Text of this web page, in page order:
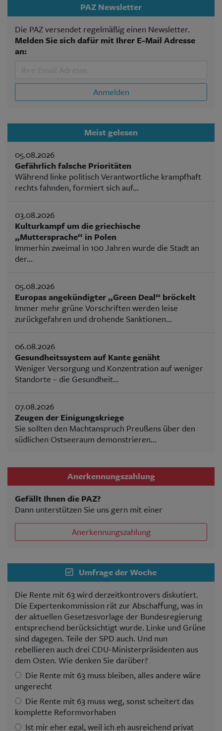
PAZ Newsletter
Die PAZ versendet regelmäßig einen Newsletter.
Melden Sie sich dafür mit Ihrer E-Mail Adresse
an:
Anmelden
Meist gelesen
05.08.2026
Gefährlich falsche Prioritäten
Während linke politisch Verantwortliche krampfhaft
rechts fahnden, formiert sich auf...
03.08.2026
Kulturkampf um die griechische
„Muttersprache“ in Polen
Immerhin zweimal in 100 Jahren wurde die Stadt an
der...
05.08.2026
Europas angekündigter „Green Deal“ bröckelt
Immer mehr grüne Vorschriften werden leise
zurückgefahren und drohende Sanktionen...
06.08.2026
Gesundheitssystem auf Kante genäht
Weniger Versorgung und Konzentration auf weniger
Standorte – die Gesundheit...
07.08.2026
Zeugen der Einigungskriege
Sie sollten den Machtanspruch Preußens über den
südlichen Ostseeraum demonstrieren...
Anerkennungszahlung
Gefällt Ihnen die PAZ?
Dann unterstützen Sie uns gern mit einer
Anerkennungszahlung
Umfrage der Woche
Die Rente mit 63 wird derzeitkontrovers diskutiert.
Die Expertenkommission rät zur Abschaffung, was in
der aktuellen Gesetzesvorlage der Bundesregierung
entsprechend berücksichtigt wurde. Linke und Grüne
sind dagegen. Teile der SPD auch. Und nun
rebellieren auch drei CDU-Ministerpräsidenten aus
dem Osten. Wie denken Sie darüber?
Die Rente mit 63 muss bleiben, alles andere wäre
ungerecht
Die Rente mit 63 muss weg, sonst scheitert das
komplette Reformvorhaben
Ist mir eher egal, weil ich eh ausreichend privat